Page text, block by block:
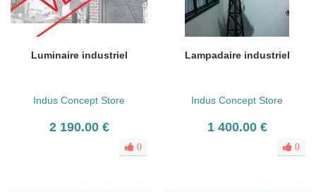
Luminaire industriel
Indus Concept Store
2 190.00 €
0
Lampadaire industriel
Indus Concept Store
1 400.00 €
0